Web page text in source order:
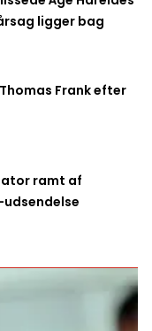
ligger bag
Frank efter
ramt af